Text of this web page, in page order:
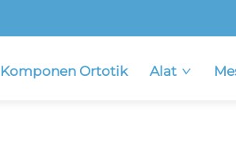
Komponen Ortotik Alat